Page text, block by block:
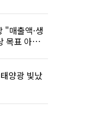
"매출액·생
목표 아니
양광 빛났